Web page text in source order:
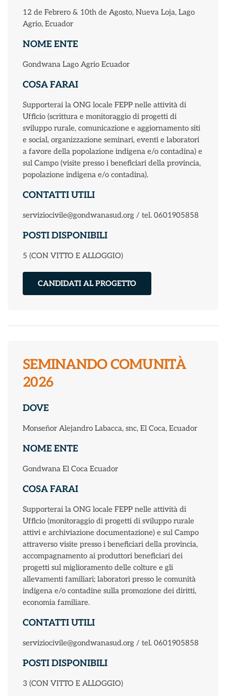
12 de Febrero & 10th de Agosto, Nueva Loja, Lago
Agrio, Ecuador
NOME ENTE
Gondwana Lago Agrio Ecuador
COSA FARAI
Supporterai la ONG locale FEPP nelle attività di
Ufficio (scrittura e monitoraggio di progetti di
sviluppo rurale, comunicazione e aggiornamento siti
e social, organizzazione seminari, eventi e laboratori
a favore della popolazione indigena e/o contadina) e
sul Campo (visite presso i beneficiari della provincia,
popolazione indigena e/o contadina).
CONTATTI UTILI
serviziocivile@gondwanasud.org / tel. 0601905858
POSTI DISPONIBILI
5 (CON VITTO E ALLOGGIO)
CANDIDATI AL PROGETTO
SEMINANDO COMUNITÀ
2026
DOVE
Monseñor Alejandro Labacca, snc, El Coca, Ecuador
NOME ENTE
Gondwana El Coca Ecuador
COSA FARAI
Supporterai la ONG locale FEPP nelle attività di
Ufficio (monitoraggio di progetti di sviluppo rurale
attivi e archiviazione documentazione) e sul Campo
attraverso visite presso i beneficiari della provincia,
accompagnamento ai produttori beneficiari dei
progetti sul miglioramento delle colture e gli
allevamenti familiari; laboratori presso le comunità
indigena e/o contadine sulla promozione dei diritti,
economia familiare.
CONTATTI UTILI
serviziocivile@gondwanasud.org / tel. 0601905858
POSTI DISPONIBILI
3 (CON VITTO E ALLOGGIO)